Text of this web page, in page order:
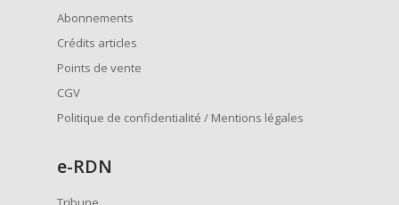
Abonnements
Crédits articles
Points de vente
CGV
Politique de confidentialité / Mentions légales
e-RDN